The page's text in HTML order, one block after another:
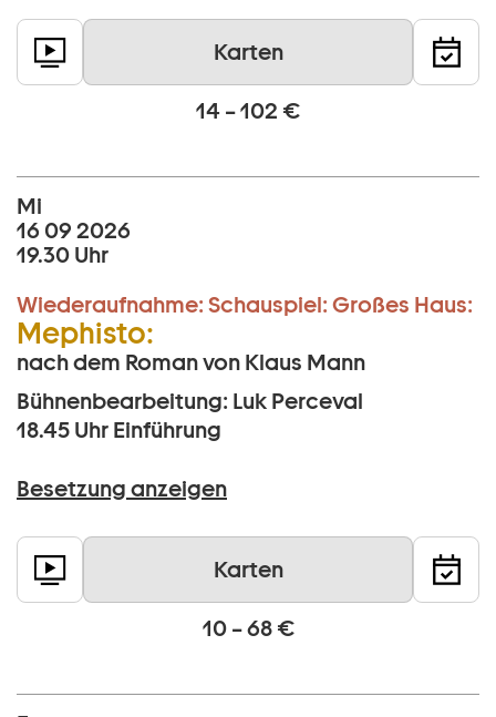
Karten
14 – 102 €
Mi
16 09 2026
19.30 Uhr
Wiederaufnahme: Schauspiel: Großes Haus:
Mephisto:
nach dem Roman von Klaus Mann
Bühnenbearbeitung: Luk Perceval
18.45 Uhr Einführung
Besetzung anzeigen
Karten
10 – 68 €